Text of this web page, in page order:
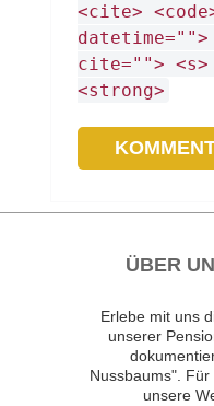
<cite>
datetime="">
cite="">
<strong>
ÜBER
Erlebe mit uns
unserer
Nussbaums".
unsere